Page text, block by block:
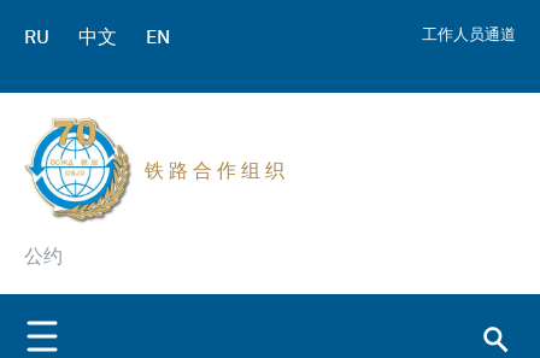
RU 中文 EN 工作人员通道
铁 路 合 作 组 织
公约